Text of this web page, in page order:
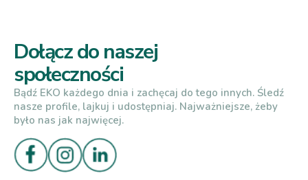
Dołącz do naszej
społeczności
Bądź EKO każdego dnia i zachęcaj do tego innych. Śledź
nasze profile, lajkuj i udostępniaj. Najważniejsze, żeby
było nas jak najwięcej.